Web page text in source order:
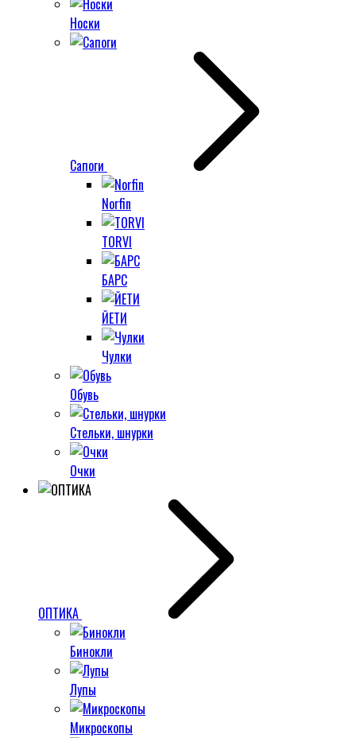
Носки
Сапоги
Norfin
TORVI
БАРС
ЙЕТИ
Чулки
Обувь
Стельки, шнурки
Очки
ОПТИКА
Бинокли
Лупы
Микроскопы